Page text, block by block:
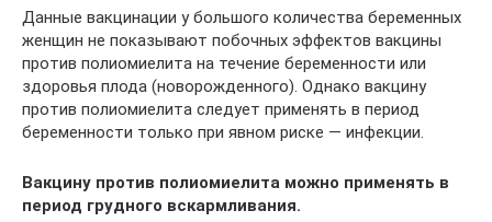
Данные вакцинации у большого количества беременных
женщин не показывают побочных эффектов вакцины
против полиомиелита на течение беременности или
здоровья плода (новорожденного). Однако вакцину
против полиомиелита следует применять в период
беременности только при явном риске — инфекции.
Вакцину против полиомиелита можно применять в
период грудного вскармливания.